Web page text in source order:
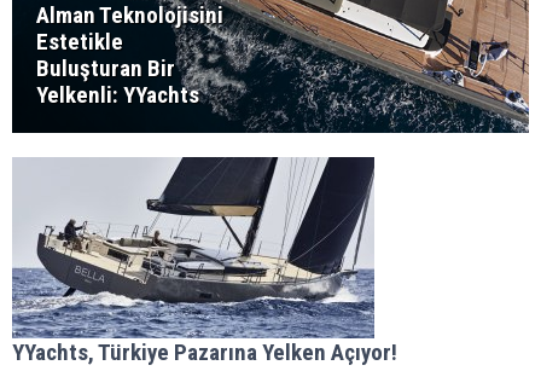
Alman Teknolojisini
Estetikle
Buluşturan Bir
Yelkenli: YYachts
YYachts, Türkiye Pazarına Yelken Açıyor!